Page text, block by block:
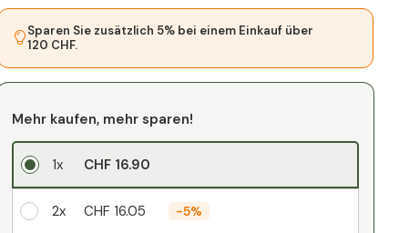
Sparen Sie zusätzlich 5% bei einem Einkauf über
120 CHF.
Mehr kaufen, mehr sparen!
1x CHF 16.90
2x CHF 16.05 -5%